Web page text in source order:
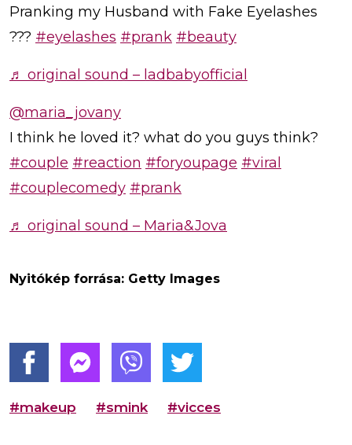
Pranking my Husband with Fake Eyelashes
??? #eyelashes #prank #beauty
♬ original sound – ladbabyofficial
@maria_jovany
I think he loved it? what do you guys think?
#couple #reaction #foryoupage #viral
#couplecomedy #prank
♬ original sound – Maria&Jova
Nyitókép forrása: Getty Images
#makeup #smink #vicces